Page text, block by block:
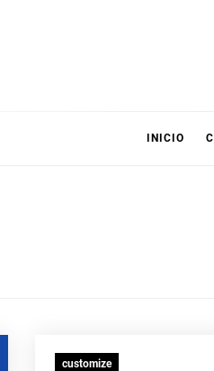
INICIO
customize